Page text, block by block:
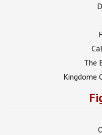
The
Kingdome